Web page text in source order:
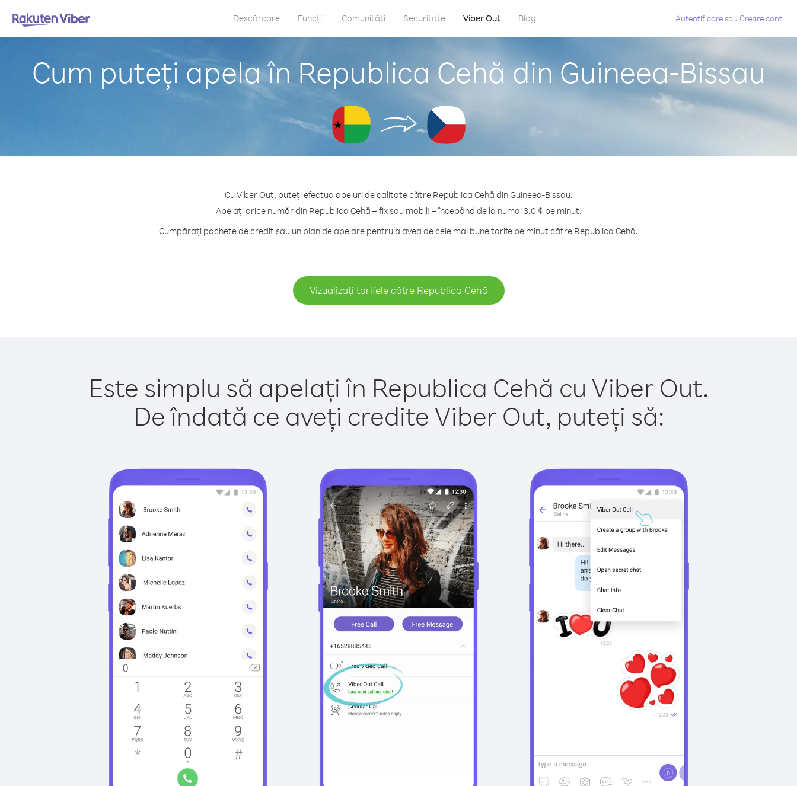
Descărcare Funcții Comunități Securitate Viber Out Blog Autentificaresau Creare cont
Cum puteți apela în Republica Cehă din Guineea-Bissau
Cu Viber Out, puteți efectua apeluri de calitate către Republica Cehă din Guineea-Bissau.
Apelați orice număr din Republica Cehă – fix sau mobil! – începând de la numai 3.0 ¢ pe minut.
Cumpărați pachete de credit sau un plan de apelare pentru a avea de cele mai bune tarife pe minut către Republica Cehă.
Vizualizați tarifele către Republica Cehă
Este simplu să apelați în Republica Cehă cu Viber Out.
De îndată ce aveți credite Viber Out, puteți să: